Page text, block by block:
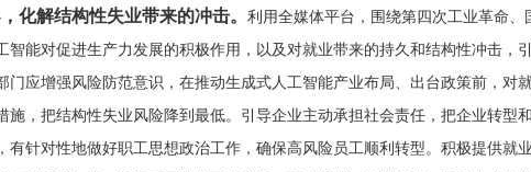
化解结构性失业带来的冲击。利用全媒体平台，围绕第四次工业革命、
智能对促进生产力发展的积极作用，以及对就业带来的持久和结构性冲击，
门应增强风险防范意识，在推动生成式人工智能产业布局、出台政策前，对
施，把结构性失业风险降到最低。引导企业主动承担社会责任，把企业转型
有针对性地做好职工思想政治工作，确保高风险员工顺利转型。积极提供就